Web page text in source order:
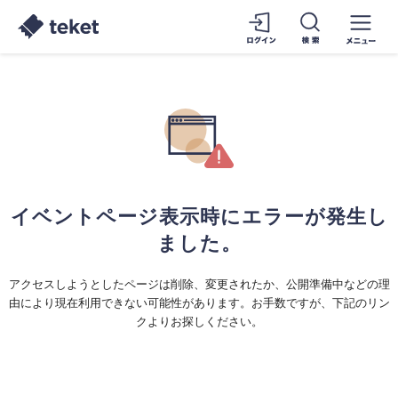
イベントページ表示時にエラーが発生し
ました。
アクセスしようとしたページは削除、変更されたか、公開準備中などの理
由により現在利用できない可能性があります。お手数ですが、下記のリン
クよりお探しください。